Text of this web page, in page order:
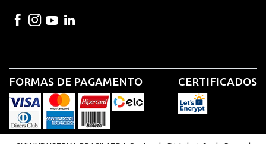
FORMAS DE PAGAMENTO CERTIFICADOS